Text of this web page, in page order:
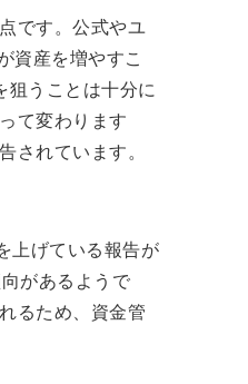
です。公式やユ
資産を増やすこ
狙うことは十分に
て変わります
されています。
上げている報告が
があるようで
るため、資金管